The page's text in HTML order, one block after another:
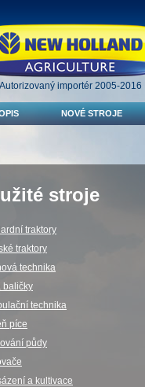
Autorizovaný importér 2005-2016
NOVÉ STROJE
stroje
traktory
traktory
technika
baličky
technika
píce
půdy
a kultivace